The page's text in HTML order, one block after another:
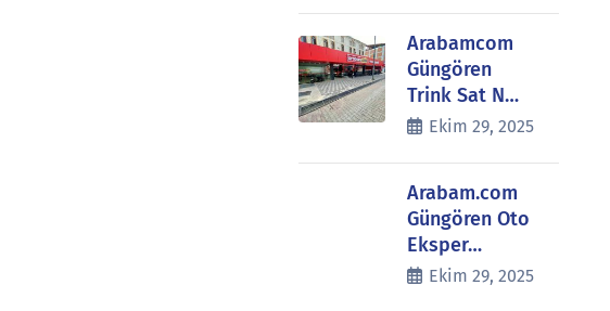
Arabamcom
Güngören
Trink Sat N…
Ekim 29, 2025
Arabam.com
Güngören Oto
Eksper…
Ekim 29, 2025